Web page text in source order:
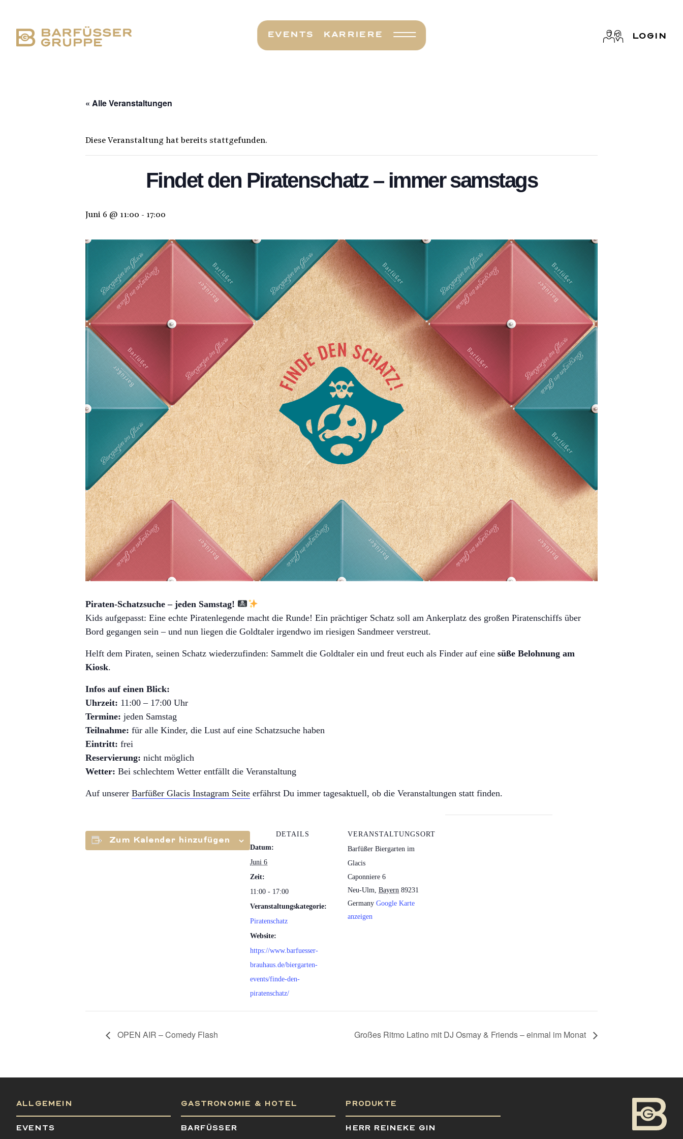
EVENTS KARRIERE
Nav Opener
LOGIN
« Alle Veranstaltungen
Diese Veranstaltung hat bereits stattgefunden.
Findet den Piratenschatz – immer samstags
Juni 6 @ 11:00 - 17:00
Piraten-Schatzsuche – jeden Samstag!
Kids aufgepasst: Eine echte Piratenlegende macht die Runde! Ein prächtiger Schatz soll am Ankerplatz des großen Piratenschiffs über
Bord gegangen sein – und nun liegen die Goldtaler irgendwo im riesigen Sandmeer verstreut.
Helft dem Piraten, seinen Schatz wiederzufinden: Sammelt die Goldtaler ein und freut euch als Finder auf eine süße Belohnung am
Kiosk.
Infos auf einen Blick:
Uhrzeit: 11:00 – 17:00 Uhr
Termine: jeden Samstag
Teilnahme: für alle Kinder, die Lust auf eine Schatzsuche haben
Eintritt: frei
Reservierung: nicht möglich
Wetter: Bei schlechtem Wetter entfällt die Veranstaltung
Auf unserer Barfüßer Glacis Instagram Seite erfährst Du immer tagesaktuell, ob die Veranstaltungen statt finden.
Zum Kalender hinzufügen
DETAILS
Datum:
Juni 6
Zeit:
11:00 - 17:00
Veranstaltungskategorie:
Piratenschatz
Website:
https://www.barfuesser-
brauhaus.de/biergarten-
events/finde-den-
piratenschatz/
VERANSTALTUNGSORT
Barfüßer Biergarten im
Glacis
Caponniere 6
Neu-Ulm, Bayern 89231
Germany Google Karte
anzeigen
OPEN AIR – Comedy Flash Großes Ritmo Latino mit DJ Osmay & Friends – einmal im Monat
ALLGEMEIN
EVENTS
GASTRONOMIE & HOTEL
BARFÜSSER
PRODUKTE
HERR REINEKE GIN